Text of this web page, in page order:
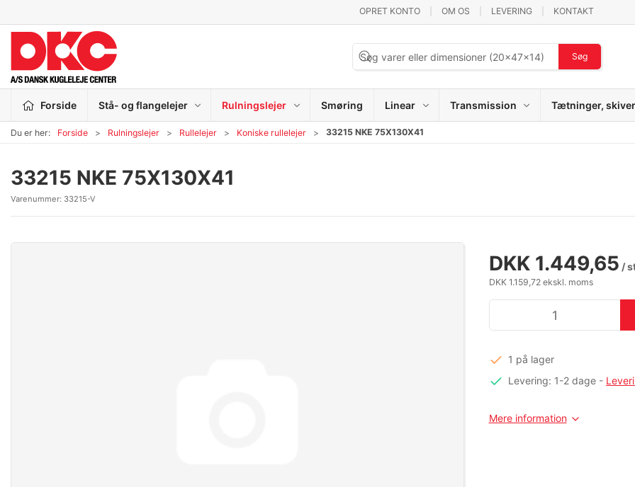
OPRET KONTO OM OS LEVERING KONTAKT
Søg
Forside Stå- og flangelejer Rulningslejer Smøring Linear Transmission Tætninger,
Du er her: Forside Rulningslejer Rullelejer Koniske rullelejer 33215 NKE 75X130X41
33215 NKE 75X130X41
Varenummer: 33215-V
DKK 1.449,65 /
DKK 1.159,72 ekskl. moms
1 på lager
Levering: 1-2 dage -
Mere information